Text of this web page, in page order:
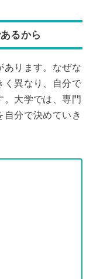
るから
あります。なぜな
く異なり、自分で
。大学では、専門
自分で決めていき